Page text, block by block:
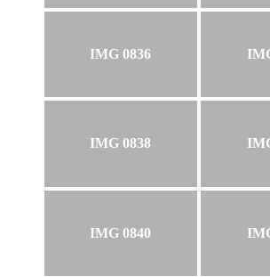
IMG 0836
IMG 0838
IMG 0840